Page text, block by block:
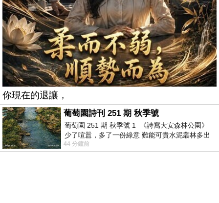
你現在的退讓，
葡萄園詩刊 251 期 秋季號
葡萄園 251 期 秋季號 1 《詩寫大安森林公園》
少了喧囂，多了一份綠意 難能可貴水泥叢林多出
一
44 分鐘前